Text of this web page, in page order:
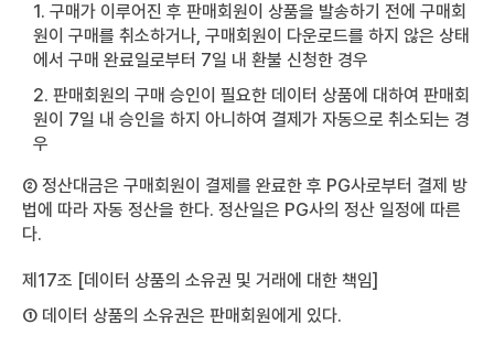
1. 구매가 이루어진 후 판매회원이 상품을 발송하기 전에 구매회
원이 구매를 취소하거나, 구매회원이 다운로드를 하지 않은 상태
에서 구매 완료일로부터 7일 내 환불 신청한 경우
2. 판매회원의 구매 승인이 필요한 데이터 상품에 대하여 판매회
원이 7일 내 승인을 하지 아니하여 결제가 자동으로 취소되는 경
우
② 정산대금은 구매회원이 결제를 완료한 후 PG사로부터 결제 방
법에 따라 자동 정산을 한다. 정산일은 PG사의 정산 일정에 따른
다.
제17조 [데이터 상품의 소유권 및 거래에 대한 책임]
① 데이터 상품의 소유권은 판매회원에게 있다.